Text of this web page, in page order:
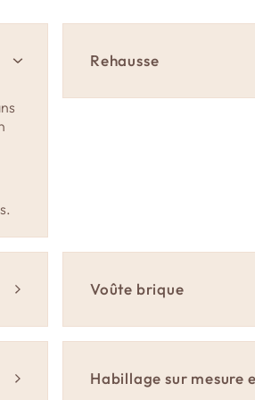
Le livre de recettes,
Rehausse
Voûte brique
Habillage sur mesure